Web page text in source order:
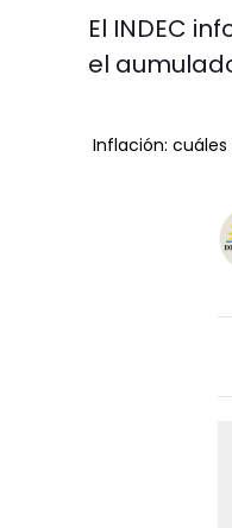
El INDEC
el
Inflación: